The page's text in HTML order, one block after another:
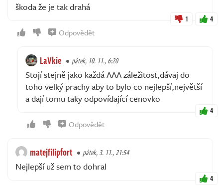
škoda že je tak drahá
1 4
Odpovědět
LaVkie pátek, 10. 11., 6:20
Stojí stejně jako každá AAA záležitost,dávaj do
toho velký prachy aby to bylo co nejlepší,největší
a dají tomu taky odpovídající cenovko
4
Odpovědět
matejfilipfort pátek, 3. 11., 21:54
Nejlepší už sem to dohral
4